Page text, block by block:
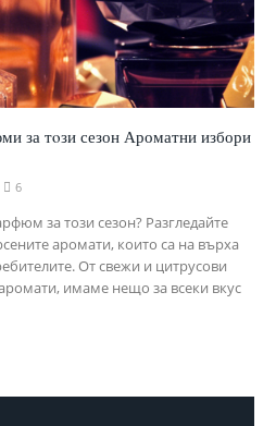
за тoзи сезон Ароматни избори
6
за този сезон? Разгледайте
аромати, които са на върха
От свежи и цитрусови
имаме нещо за всеки вкус